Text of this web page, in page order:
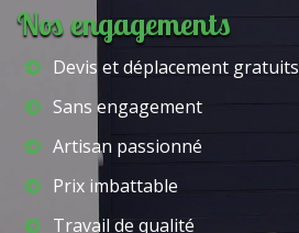
Nos engagements
Devis et déplacement gratuits
Sans engagement
Artisan passionné
Prix imbattable
Travail de qualité